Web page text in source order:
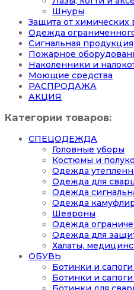
Шнуры
Защита от химических
Одежда
Сигнальная продукция
Пожарное
Наколенники и
Моющие средства
РАСПРОДАЖА
АКЦИЯ
Категории товаров:
СПЕЦОДЕЖДА
Головные уборы
Костюмы и
Одежда
Одежда для
Одежда
Одежда
Шевроны
Одежда
Одежда для
Халаты,
ОБУВЬ
Ботинки и
Ботинки и